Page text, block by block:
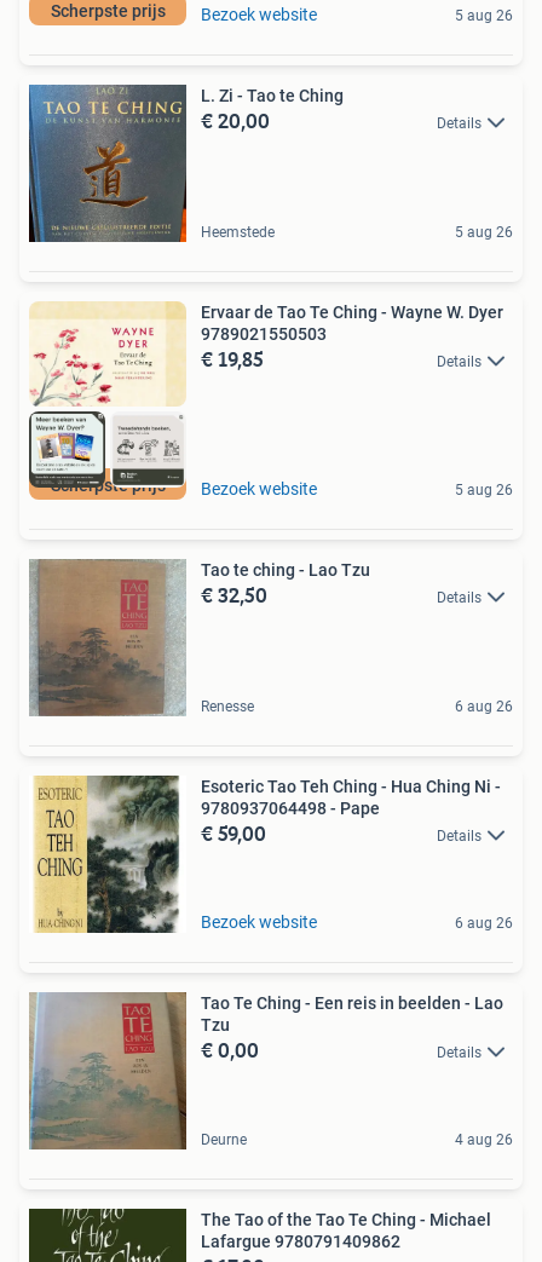
Scherpste prijs Bezoek website 5 aug 26
L. Zi - Tao te Ching
€ 20,00 Details
Heemstede 5 aug 26
Scherpste prijs
Ervaar de Tao Te Ching - Wayne W. Dyer
9789021550503
€ 19,85 Details
Bezoek website 5 aug 26
Tao te ching - Lao Tzu
€ 32,50 Details
Renesse 6 aug 26
Esoteric Tao Teh Ching - Hua Ching Ni -
9780937064498 - Pape
€ 59,00 Details
Bezoek website 6 aug 26
Tao Te Ching - Een reis in beelden - Lao
Tzu
€ 0,00 Details
Deurne 4 aug 26
The Tao of the Tao Te Ching - Michael
Lafargue 9780791409862